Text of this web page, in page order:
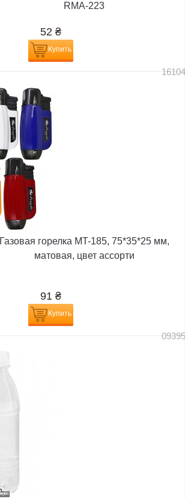
RMA-223
52 ₴
Купить
Газовая горелка MT-185, 75*35*25 мм,
матовая, цвет ассорти
91 ₴
Купить